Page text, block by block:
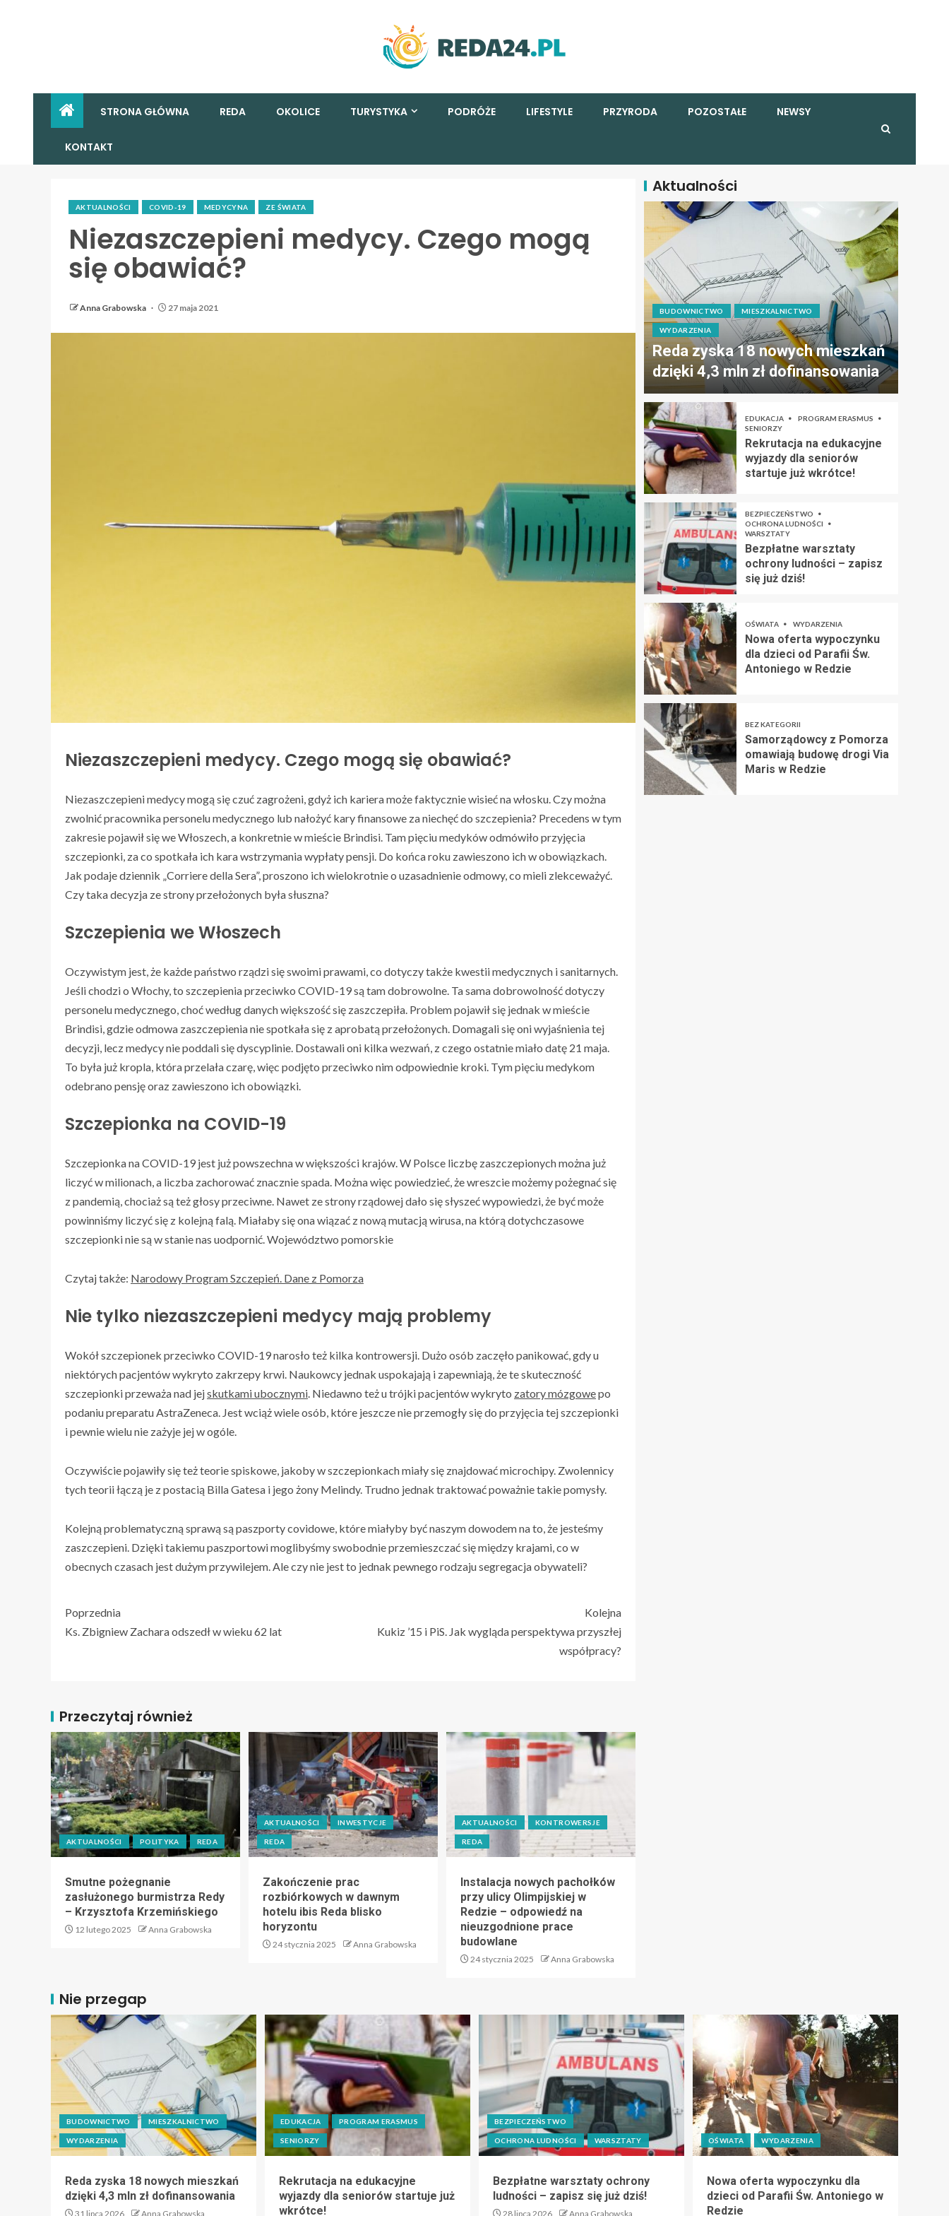
STRONA GŁÓWNA REDA OKOLICE TURYSTYKA PODRÓŻE LIFESTYLE PRZYRODA POZOSTAŁE NEWSY
KONTAKT
AKTUALNOŚCI COVID-19 MEDYCYNA ZE ŚWIATA
Niezaszczepieni medycy. Czego mogą
się obawiać?
Anna Grabowska 27 maja 2021
Niezaszczepieni medycy. Czego mogą się obawiać?
Niezaszczepieni medycy mogą się czuć zagrożeni, gdyż ich kariera może faktycznie wisieć na włosku. Czy można
zwolnić pracownika personelu medycznego lub nałożyć kary finansowe za niechęć do szczepienia? Precedens w tym
zakresie pojawił się we Włoszech, a konkretnie w mieście Brindisi. Tam pięciu medyków odmówiło przyjęcia
szczepionki, za co spotkała ich kara wstrzymania wypłaty pensji. Do końca roku zawieszono ich w obowiązkach.
Jak podaje dziennik „Corriere della Sera”, proszono ich wielokrotnie o uzasadnienie odmowy, co mieli zlekceważyć.
Czy taka decyzja ze strony przełożonych była słuszna?
Szczepienia we Włoszech
Oczywistym jest, że każde państwo rządzi się swoimi prawami, co dotyczy także kwestii medycznych i sanitarnych.
Jeśli chodzi o Włochy, to szczepienia przeciwko COVID-19 są tam dobrowolne. Ta sama dobrowolność dotyczy
personelu medycznego, choć według danych większość się zaszczepiła. Problem pojawił się jednak w mieście
Brindisi, gdzie odmowa zaszczepienia nie spotkała się z aprobatą przełożonych. Domagali się oni wyjaśnienia tej
decyzji, lecz medycy nie poddali się dyscyplinie. Dostawali oni kilka wezwań, z czego ostatnie miało datę 21 maja.
To była już kropla, która przelała czarę, więc podjęto przeciwko nim odpowiednie kroki. Tym pięciu medykom
odebrano pensję oraz zawieszono ich obowiązki.
Szczepionka na COVID-19
Szczepionka na COVID-19 jest już powszechna w większości krajów. W Polsce liczbę zaszczepionych można już
liczyć w milionach, a liczba zachorować znacznie spada. Można więc powiedzieć, że wreszcie możemy pożegnać się
z pandemią, chociaż są też głosy przeciwne. Nawet ze strony rządowej dało się słyszeć wypowiedzi, że być może
powinniśmy liczyć się z kolejną falą. Miałaby się ona wiązać z nową mutacją wirusa, na którą dotychczasowe
szczepionki nie są w stanie nas uodpornić. Województwo pomorskie
Czytaj także: Narodowy Program Szczepień. Dane z Pomorza
Nie tylko niezaszczepieni medycy mają problemy
Wokół szczepionek przeciwko COVID-19 narosło też kilka kontrowersji. Dużo osób zaczęło panikować, gdy u
niektórych pacjentów wykryto zakrzepy krwi. Naukowcy jednak uspokajają i zapewniają, że te skuteczność
szczepionki przeważa nad jejskutkami ubocznymi. Niedawno też u trójki pacjentów wykryto zatory mózgowepo
podaniu preparatu AstraZeneca. Jest wciąż wiele osób, które jeszcze nie przemogły się do przyjęcia tej szczepionki
i pewnie wielu nie zażyje jej w ogóle.
Oczywiście pojawiły się też teorie spiskowe, jakoby w szczepionkach miały się znajdować microchipy. Zwolennicy
tych teorii łączą je z postacią Billa Gatesa i jego żony Melindy. Trudno jednak traktować poważnie takie pomysły.
Kolejną problematyczną sprawą są paszporty covidowe, które miałyby być naszym dowodem na to, że jesteśmy
zaszczepieni. Dzięki takiemu paszportowi moglibyśmy swobodnie przemieszczać się między krajami, co w
obecnych czasach jest dużym przywilejem. Ale czy nie jest to jednak pewnego rodzaju segregacja obywateli?
Poprzednia
Ks. Zbigniew Zachara odszedł w wieku 62 lat
Kolejna
Kukiz ’15 i PiS. Jak wygląda perspektywa przyszłej
współpracy?
Przeczytaj również
AKTUALNOŚCI POLITYKA REDA
Smutne pożegnanie
zasłużonego burmistrza Redy
– Krzysztofa Krzemińskiego
12 lutego 2025 Anna Grabowska
AKTUALNOŚCI INWESTYCJE
REDA
Zakończenie prac
rozbiórkowych w dawnym
hotelu ibis Reda blisko
horyzontu
24 stycznia 2025 Anna Grabowska
AKTUALNOŚCI KONTROWERSJE
REDA
Instalacja nowych pachołków
przy ulicy Olimpijskiej w
Redzie – odpowiedź na
nieuzgodnione prace
budowlane
24 stycznia 2025 Anna Grabowska
Aktualności
BUDOWNICTWO MIESZKALNICTWO
WYDARZENIA
Reda zyska 18 nowych mieszkań
dzięki 4,3 mln zł dofinansowania
EDUKACJA
PROGRAM ERASMUS
SENIORZY
Rekrutacja na edukacyjne
wyjazdy dla seniorów
startuje już wkrótce!
BEZPIECZEŃSTWO
OCHRONA LUDNOŚCI
WARSZTATY
Bezpłatne warsztaty
ochrony ludności – zapisz
się już dziś!
OŚWIATA WYDARZENIA
Nowa oferta wypoczynku
dla dzieci od Parafii Św.
Antoniego w Redzie
BEZ KATEGORII
Samorządowcy z Pomorza
omawiają budowę drogi Via
Maris w Redzie
Nie przegap
BUDOWNICTWO MIESZKALNICTWO
WYDARZENIA
Reda zyska 18 nowych mieszkań
dzięki 4,3 mln zł dofinansowania
31 lipca 2026 Anna Grabowska
EDUKACJA PROGRAM ERASMUS
SENIORZY
Rekrutacja na edukacyjne
wyjazdy dla seniorów startuje już
wkrótce!
BEZPIECZEŃSTWO
OCHRONA LUDNOŚCI WARSZTATY
Bezpłatne warsztaty ochrony
ludności – zapisz się już dziś!
28 lipca 2026 Anna Grabowska
OŚWIATA WYDARZENIA
Nowa oferta wypoczynku dla
dzieci od Parafii Św. Antoniego w
Redzie